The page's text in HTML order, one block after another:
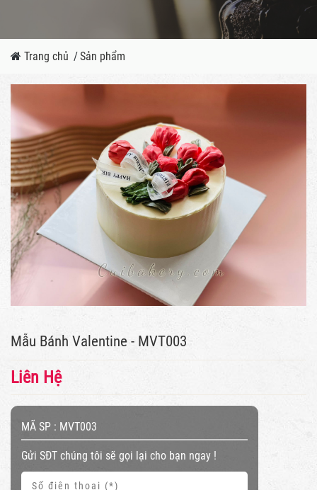
Trang chủ /Sản phẩm
Mẫu Bánh Valentine - MVT003
Liên Hệ
MÃ SP : MVT003
Gửi SĐT chúng tôi sẽ gọi lại cho bạn ngay !